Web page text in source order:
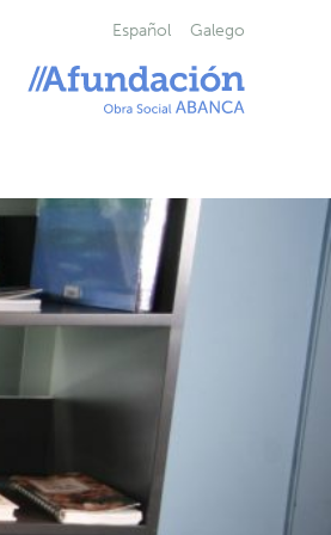
Galego
Español